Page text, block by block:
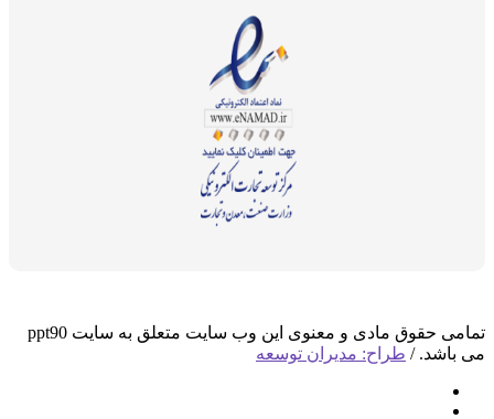
تمامی حقوق مادی و معنوی این وب سایت متعلق به سایت ppt90
می باشد. / طراح: مدیران توسعه